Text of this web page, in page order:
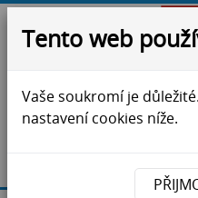
ZS Jihlava - krovy,
Tento web
Vaše soukromí je
nastavení cookies níže.